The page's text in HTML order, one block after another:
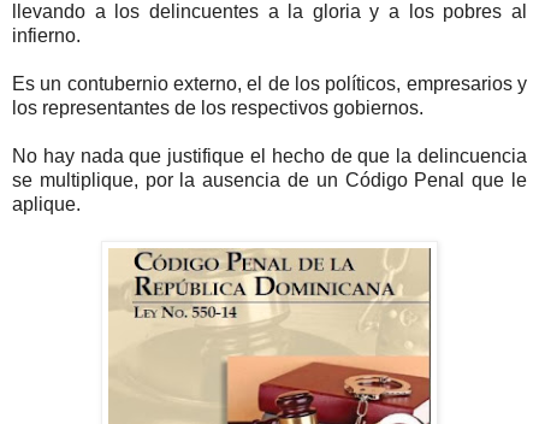
llevando a los delincuentes a la gloria y a los pobres al
infierno.
Es un contubernio externo, el de los políticos, empresarios y
los representantes de los respectivos gobiernos.
No hay nada que justifique el hecho de que la delincuencia
se multiplique, por la ausencia de un Código Penal que le
aplique.